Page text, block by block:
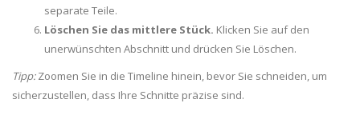
separate Teile.
Löschen Sie das mittlere Stück. Klicken Sie auf den
unerwünschten Abschnitt und drücken Sie Löschen.
Tipp:Zoomen Sie in die Timeline hinein, bevor Sie schneiden, um
sicherzustellen, dass Ihre Schnitte präzise sind.